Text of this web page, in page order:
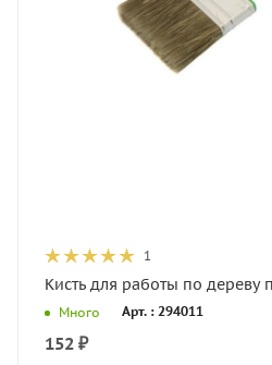
1
Кисть для работы по дереву
Много Арт. : 294011
152 ₽